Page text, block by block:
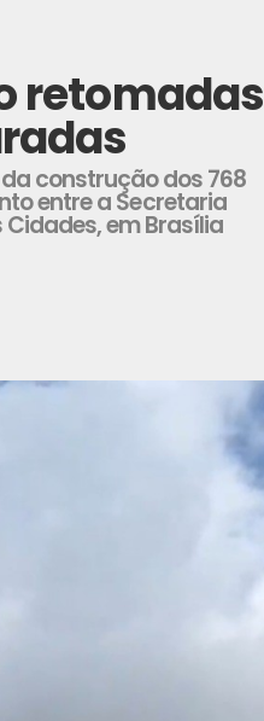
retomadas
construção dos 768
entre a Secretaria
em Brasília